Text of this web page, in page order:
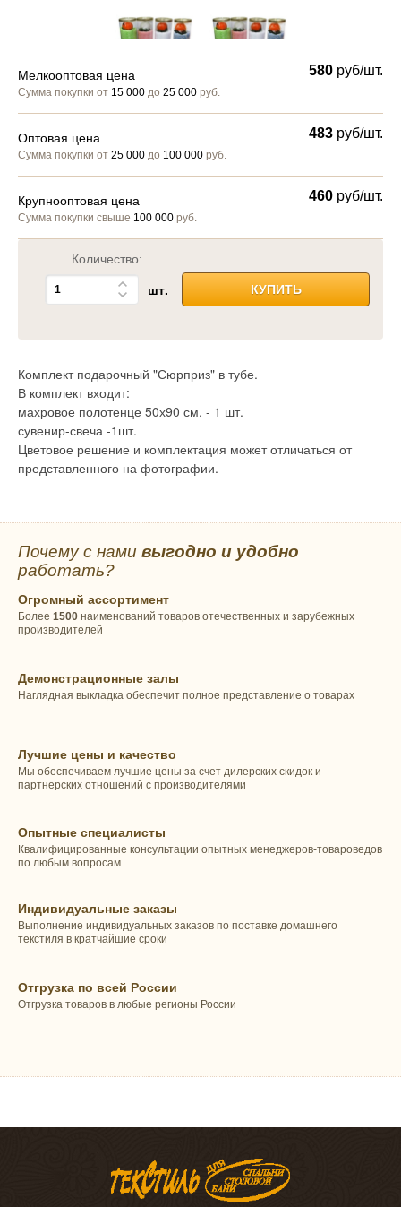
Мелкооптовая цена
Сумма покупки от 15 000 до 25 000 руб.
580 руб/шт.
Оптовая цена
Сумма покупки от 25 000 до 100 000 руб.
483 руб/шт.
Крупнооптовая цена
Сумма покупки свыше 100 000 руб.
460 руб/шт.
Количество:
шт. КУПИТЬ
Комплект подарочный "Сюрприз" в тубе.
В комплект входит:
махровое полотенце 50х90 см. - 1 шт.
сувенир-свеча -1шт.
Цветовое решение и комплектация может отличаться от
представленного на фотографии.
Почему с нами выгодно и удобно
работать?
Огромный ассортимент
Более 1500 наименований товаров отечественных и зарубежных
производителей
Демонстрационные залы
Наглядная выкладка обеспечит полное представление о товарах
Лучшие цены и качество
Мы обеспечиваем лучшие цены за счет дилерских скидок и
партнерских отношений с производителями
Опытные специалисты
Квалифицированные консультации опытных менеджеров-товароведов
по любым вопросам
Индивидуальные заказы
Выполнение индивидуальных заказов по поставке домашнего
текстиля в кратчайшие сроки
Отгрузка по всей России
Отгрузка товаров в любые регионы России